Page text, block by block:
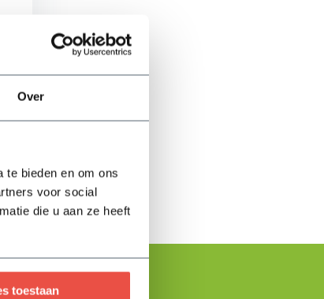
Over
te bieden en om ons
voor social
die u aan ze heeft
toestaan